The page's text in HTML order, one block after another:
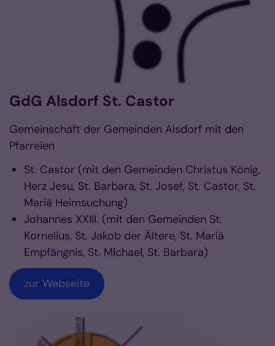
GdG Alsdorf St. Castor
Gemeinschaft der Gemeinden Alsdorf mit den
Pfarreien
St. Castor (mit den Gemeinden Christus König,
Herz Jesu, St. Barbara, St. Josef, St. Castor, St.
Mariä Heimsuchung)
Johannes XXIII. (mit den Gemeinden St.
Kornelius, St. Jakob der Ältere, St. Mariä
Empfängnis, St. Michael, St. Barbara)
zur Webseite